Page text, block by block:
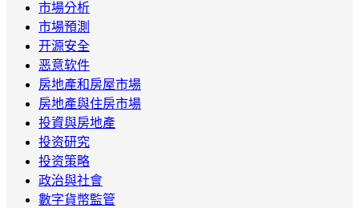
市場分析
市場預測
开源安全
恶意软件
房地產和房屋市場
房地產與住房市場
投資與房地產
投资研究
投资策略
政治與社會
數字貨幣監管